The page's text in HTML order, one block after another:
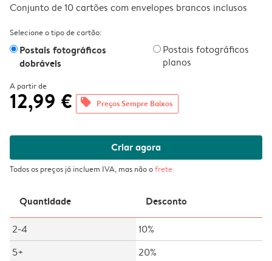
Conjunto de 10 cartões com envelopes brancos inclusos
Selecione o tipo de cartão:
Postais fotográficos
dobráveis
Postais fotográficos
planos
A partir de
12,99 € offers Preços Sempre Baixos
Criar agora
Todos os preços já incluem IVA, mas não ofrete.
Quantidade Desconto
2-4
10%
5+
20%